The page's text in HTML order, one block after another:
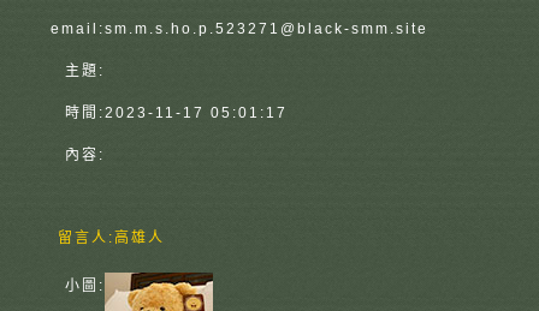
email:sm.m.s.ho.p.523271@black-smm.site
主題:
時間:2023-11-17 05:01:17
內容:
留言人: 高雄人
小圖: